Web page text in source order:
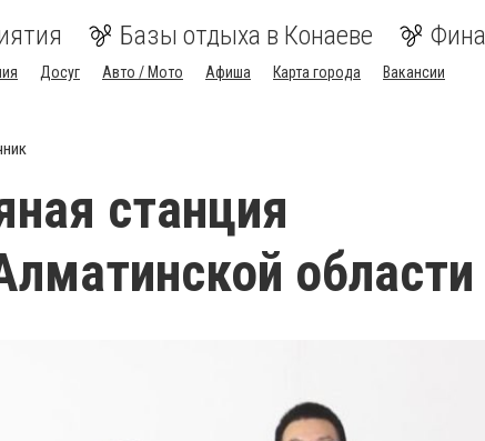
Базы отдыха в Конаеве
Досуг Авто / Мото Афиша Карта города Вакансии
станция
области